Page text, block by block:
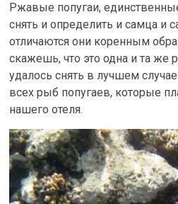
Ржавые попугаи,
снять и определить и самца и
отличаются они коренным
скажешь, что это одна и та же
удалось снять в лучшем
всех рыб попугаев, которые
нашего отеля.